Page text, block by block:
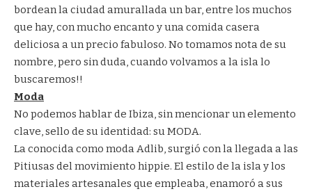
bordean la ciudad amurallada un bar, entre los muchos
que hay, con mucho encanto y una comida casera
deliciosa a un precio fabuloso. No tomamos nota de su
nombre, pero sin duda, cuando volvamos a la isla lo
buscaremos!!
Moda
No podemos hablar de Ibiza, sin mencionar un elemento
clave, sello de su identidad: su MODA.
La conocida como moda Adlib, surgió con la llegada a las
Pitiusas del movimiento hippie. El estilo de la isla y los
materiales artesanales que empleaba, enamoró a sus